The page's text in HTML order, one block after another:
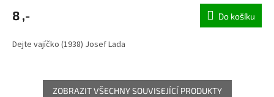
8 ,- Do košíku
Dejte vajíčko (1938) Josef Lada
ZOBRAZIT VŠECHNY SOUVISEJÍCÍ PRODUKTY